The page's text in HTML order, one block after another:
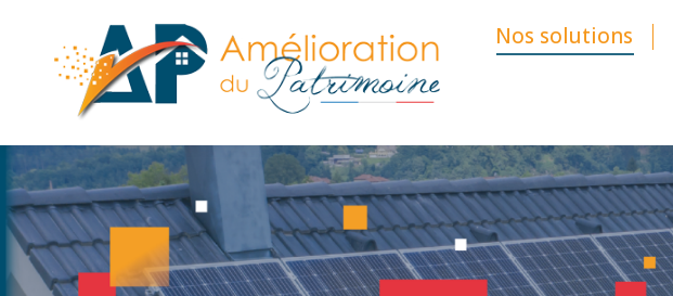
Nos solutions